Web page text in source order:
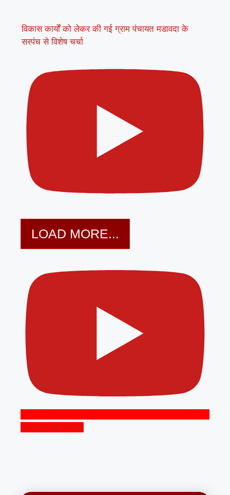
विकास कार्यों को लेकर की गई ग्राम पंचायत मडावदा के
सरपंच से विशेष चर्चा
LOAD MORE...
Subscribe Now